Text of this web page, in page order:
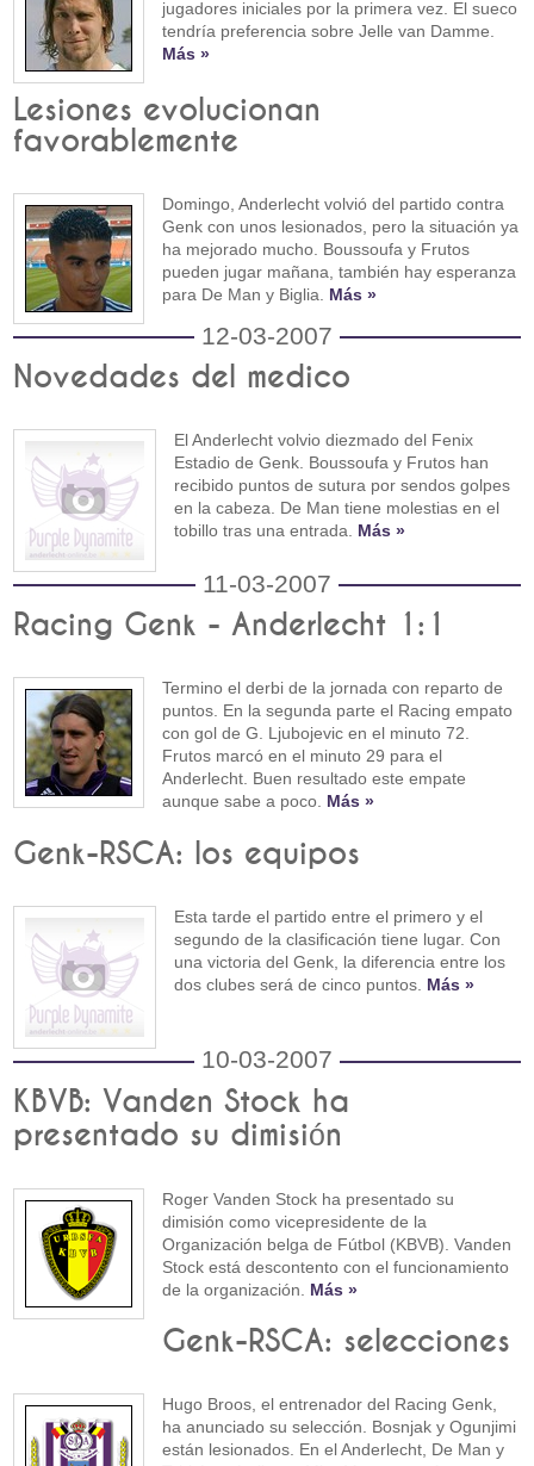
jugadores iniciales por la primera vez. El sueco
tendría preferencia sobre Jelle van Damme.
Más »
Lesiones evolucionan
favorablemente
Domingo, Anderlecht volvió del partido contra
Genk con unos lesionados, pero la situación ya
ha mejorado mucho. Boussoufa y Frutos
pueden jugar mañana, también hay esperanza
para De Man y Biglia. Más »
12-03-2007
Novedades del medico
El Anderlecht volvio diezmado del Fenix
Estadio de Genk. Boussoufa y Frutos han
recibido puntos de sutura por sendos golpes
en la cabeza. De Man tiene molestias en el
tobillo tras una entrada. Más »
11-03-2007
Racing Genk - Anderlecht 1:1
Termino el derbi de la jornada con reparto de
puntos. En la segunda parte el Racing empato
con gol de G. Ljubojevic en el minuto 72.
Frutos marcó en el minuto 29 para el
Anderlecht. Buen resultado este empate
aunque sabe a poco. Más »
Genk-RSCA: los equipos
Esta tarde el partido entre el primero y el
segundo de la clasificación tiene lugar. Con
una victoria del Genk, la diferencia entre los
dos clubes será de cinco puntos. Más »
10-03-2007
KBVB: Vanden Stock ha
presentado su dimisión
Roger Vanden Stock ha presentado su
dimisión como vicepresidente de la
Organización belga de Fútbol (KBVB). Vanden
Stock está descontento con el funcionamiento
de la organización. Más »
Genk-RSCA: selecciones
Hugo Broos, el entrenador del Racing Genk,
ha anunciado su selección. Bosnjak y Ogunjimi
están lesionados. En el Anderlecht, De Man y